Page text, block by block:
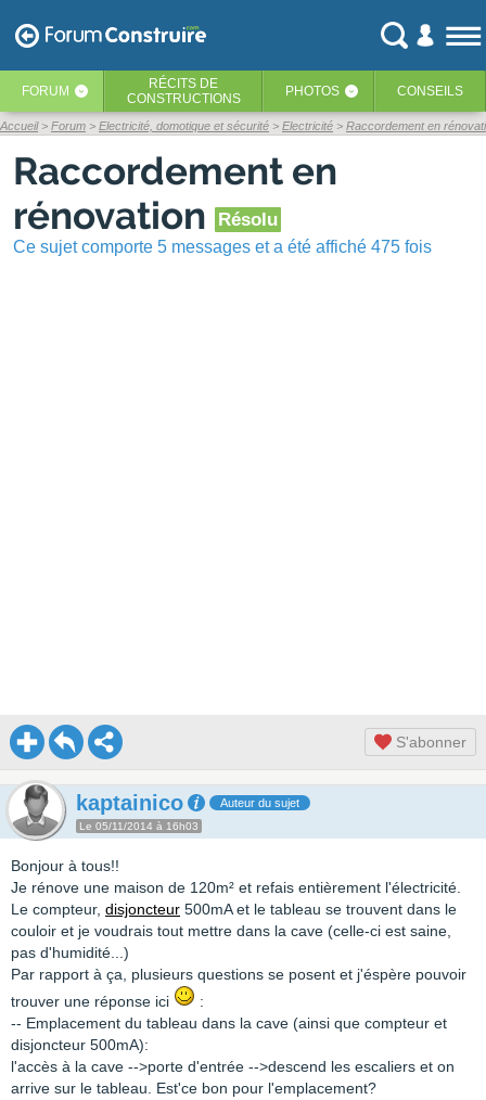
FORUM ‹ RÉCITS DE
CONSTRUCTIONS
PHOTOS ‹ CONSEILS
Accueil Forum Electricité, domotique et sécurité Electricité Raccordement en
Raccordement en
rénovation
Résolu
Ce sujet comporte 5 messages et a été affiché 475 fois
S'abonner
kaptainico Auteur du sujet
Le 05/11/2014 à 16h03
Bonjour à tous!!
Je rénove une maison de 120m² et refais entièrement l'électricité.
Le compteur, disjoncteur 500mA et le tableau se trouvent dans le
couloir et je voudrais tout mettre dans la cave (celle-ci est saine,
pas d'humidité...)
Par rapport à ça, plusieurs questions se posent et j'éspère pouvoir
trouver une réponse ici
:
-- Emplacement du tableau dans la cave (ainsi que compteur et
disjoncteur 500mA):
l'accès à la cave -->porte d'entrée -->descend les escaliers et on
arrive sur le tableau. Est'ce bon pour l'emplacement?